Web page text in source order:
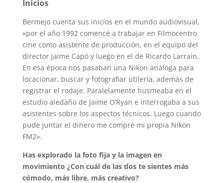
Inicios
Bermejo cuenta sus inicios en el mundo audiovisual,
«por el año 1992 comencé a trabajar en Filmocentro
cine como asistente de producción, en el equipo del
director Jaime Capó y luego en el de Ricardo Larraín.
En esa época nos pasaban una Nikon análoga para
locacionar, buscar y fotografiar utilería, además de
registrar el rodaje. Paralelamente husmeaba en el
estudio aledaño de Jaime O’Ryan e interrogaba a sus
asistentes sobre los aspectos técnicos. Luego cuando
pude juntar el dinero me compré mi propia Nikon
FM2».
Has explorado la foto fija y la imagen en
movimiento ¿Con cuál de las dos te sientes más
cómodo, más libre, más creativo?